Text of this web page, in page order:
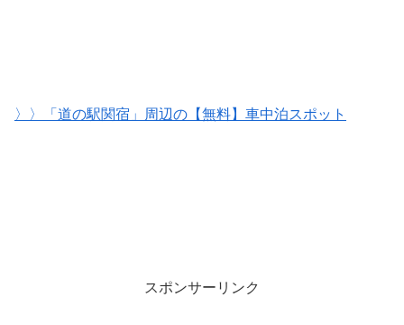
〉〉「道の駅関宿」周辺の【無料】車中泊スポット
スポンサーリンク